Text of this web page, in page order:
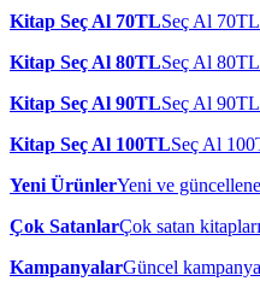
Kitap Seç Al 70TLSeç Al
Kitap Seç Al 80TLSeç Al
Kitap Seç Al 90TLSeç Al
Kitap Seç Al 100TLSeç Al
Yeni ÜrünlerYeni ve
Çok SatanlarÇok satan
KampanyalarGüncel